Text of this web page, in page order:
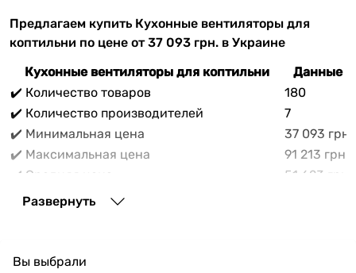
Предлагаем купить Кухонные вентиляторы для
коптильни по цене от 37 093 грн. в Украине
Кухонные вентиляторы для коптильни
Данные
✔️ Количество товаров
180
✔️ Количество производителей
7
✔️ Минимальная цена
37 093 грн
✔️ Максимальная цена
91 213 грн
✔️ Средняя цена
51 623 грн
В прайс-каталоге vencon.ua Кухонные вентиляторы
Развернуть
Вы выбрали